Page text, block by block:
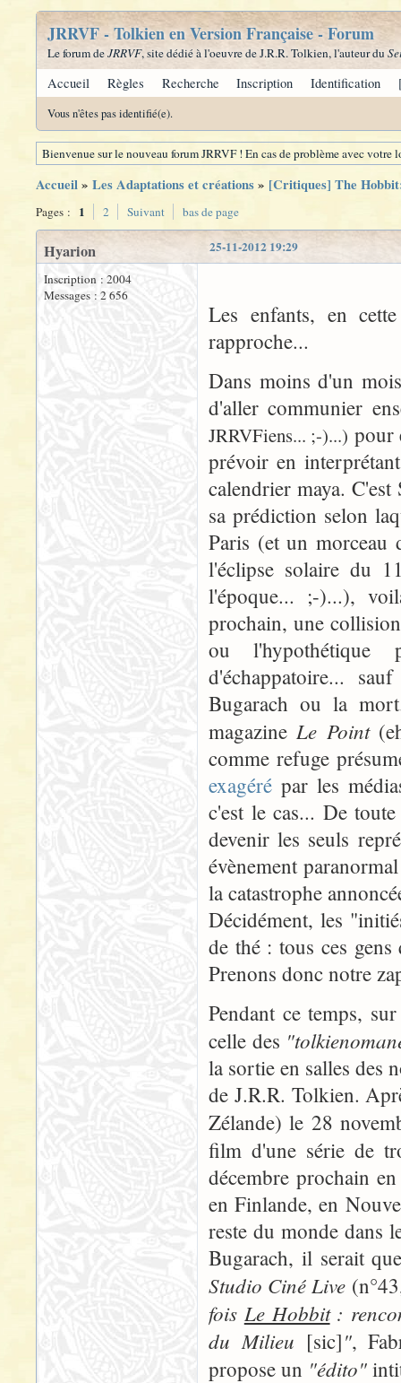
JRRVF - Tolkien en Version Française - Forum
Le forum deJRRVF, site dédié à l'oeuvre de J.R.R. Tolkien, l'auteur du
Accueil Règles Recherche Inscription Identification
Vous n'êtes pas identifié(e).
Bienvenue sur le nouveau forum JRRVF ! En cas de problème avec
Accueil» Les Adaptations et créations» [Critiques] The
Pages : 1 2 Suivant bas de page
25-11-2012 19:29
Hyarion
Inscription : 2004
Messages : 2 656
Les enfants, en
rapproche...
Dans moins d'un
d'aller communier
JRRVFiens... ;-)...) pour
prévoir en
calendrier maya.
sa prédiction selon
Paris (et un morceau
l'éclipse solaire du
l'époque... ;-)...),
prochain, une
ou l'hypothétique
d'échappatoire...
Bugarach ou la
magazineLe Point
comme refuge
exagéré par les
c'est le cas... De
devenir les seuls
évènement
la catastrophe
Décidément, les
de thé : tous ces
Prenons donc notre
Pendant ce temps,
celle des
la sortie en salles des
de J.R.R. Tolkien.
Zélande) le 28
film d'une série de
décembre prochain
en Finlande, en
reste du monde dans
Bugarach, il serait
Studio Ciné Live
fois Le Hobbit:
du Milieu [sic]",
propose un "édito"